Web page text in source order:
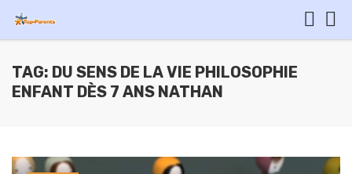
TAG: DU SENS DE LA VIE PHILOSOPHIE
ENFANT DÈS 7 ANS NATHAN